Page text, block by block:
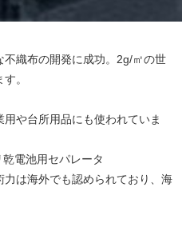
織布の開発に成功。2g/㎡の世
。
や台所用品にも使われていま
電池用セパレータ
は海外でも認められており、海